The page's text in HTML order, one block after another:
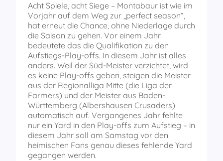
Acht Spiele, acht Siege – Montabaur ist wie im
Vorjahr auf dem Weg zur „perfect season“,
hat erneut die Chance, ohne Niederlage durch
die Saison zu gehen. Vor einem Jahr
bedeutete das die Qualifikation zu den
Aufstiegs-Play-offs. In diesem Jahr ist alles
anders. Weil der Süd-Meister verzichtet, wird
es keine Play-offs geben, steigen die Meister
aus der Regionalliga Mitte (die Liga der
Farmers) und der Meister aus Baden-
Württemberg (Albershausen Crusaders)
automatisch auf. Vergangenes Jahr fehlte
nur ein Yard in den Play-offs zum Aufstieg – in
diesem Jahr soll am Samstag vor den
heimischen Fans genau dieses fehlende Yard
gegangen werden.